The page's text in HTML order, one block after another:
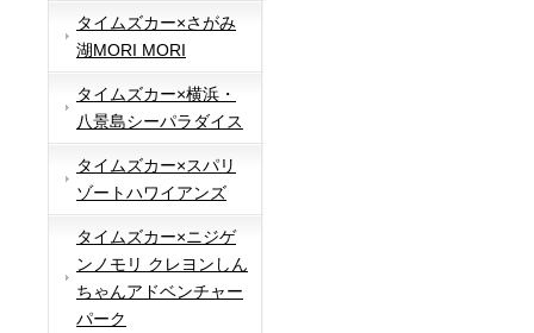
タイムズカー×さがみ
湖MORI MORI
タイムズカー×横浜・
八景島シーパラダイス
タイムズカー×スパリ
ゾートハワイアンズ
タイムズカー×ニジゲ
ンノモリ クレヨンしん
ちゃんアドベンチャー
パーク